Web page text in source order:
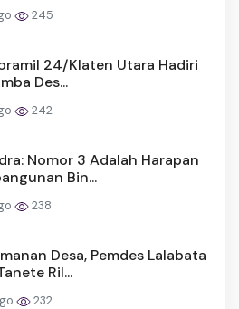
245
24/Klaten Utara Hadiri
Des...
242
Nomor 3 Adalah Harapan
Bin...
238
Desa, Pemdes Lalabata
Ril...
232